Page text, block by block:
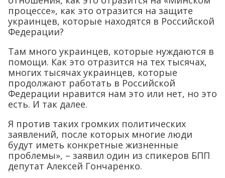
процессе», как это отразится на защите
украинцев, которые находятся в Российской
Федерации?
Там много украинцев, которые нуждаются в
помощи. Как это отразится на тех тысячах,
многих тысячах украинцев, которые
продолжают работать в Российской
Федерации нравится нам это или нет, но это
есть. И так далее.
Я против таких громких политических
заявлений, после которых многие люди
будут иметь конкретные жизненные
проблемы», – заявил один из спикеров БПП
депутат Алексей Гончаренко.